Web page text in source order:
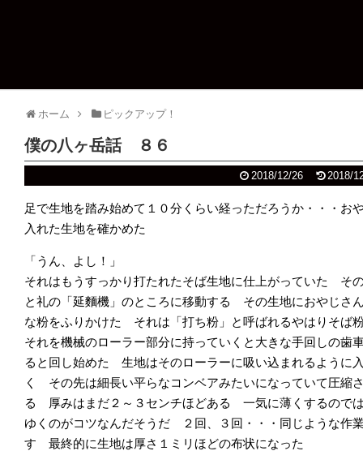
ホーム ピックアップ！
僕の八ヶ岳話 ８６
2018/12/26 2018/
足で生地を踏み始めて１０分くらい経っただろうか・・・お
入れた生地を確かめた
「うん、よし！」
それはもうすっかり打たれたそば生地に仕上がっていた そ
と礼の「延麵機」のところに移動する その生地におやじさ
な粉をふりかけた それは「打ち粉」と呼ばれるやはりそ
それを機械のローラー部分に持っていくと大きな手回しの歯
ると回し始めた 生地はそのローラーに吸い込まれるように
く その先は細長い平らなコンベアみたいになっていて圧縮
る 厚みはまだ２～３センチほどある 一気に薄くするので
ゆくのがコツなんだそうだ ２回、３回・・・同じような作
す 最終的に生地は厚さ１ミリほどの布状になった